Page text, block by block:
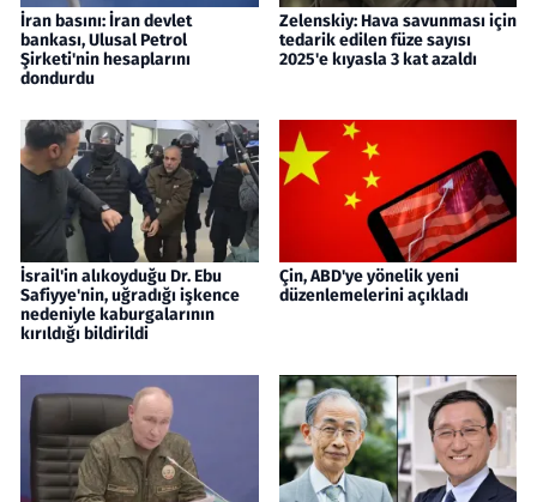
İran basını: İran devlet
bankası, Ulusal Petrol
Şirketi'nin hesaplarını
dondurdu
Zelenskiy: Hava savunması için
tedarik edilen füze sayısı
2025'e kıyasla 3 kat azaldı
İsrail'in alıkoyduğu Dr. Ebu
Safiyye'nin, uğradığı işkence
nedeniyle kaburgalarının
kırıldığı bildirildi
Çin, ABD'ye yönelik yeni
düzenlemelerini açıkladı